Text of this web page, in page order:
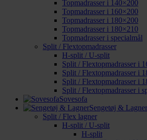
Topmadrasser i 140×200
Topmadrasser i 160×200
Topmadrasser i 180×200
Topmadrasser i 180×210
Topmadrasser i specialmål
Split / Flextopmadrasser
H-split / U-split
Split / Flextopmadrasser i
Split / Flextopmadrasser i
Split / Flextopmadrasser i
Split / Flextopmadrasser i
Sovesofa
Sengetøj & Lagner
Split / Flex lagner
H-split / U-split
H-split